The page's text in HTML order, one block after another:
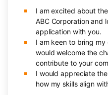
I am excited about
ABC Corporation and
application with you.
I am keen to bring
would welcome the
contribute to your
I would appreciate
how my skills align